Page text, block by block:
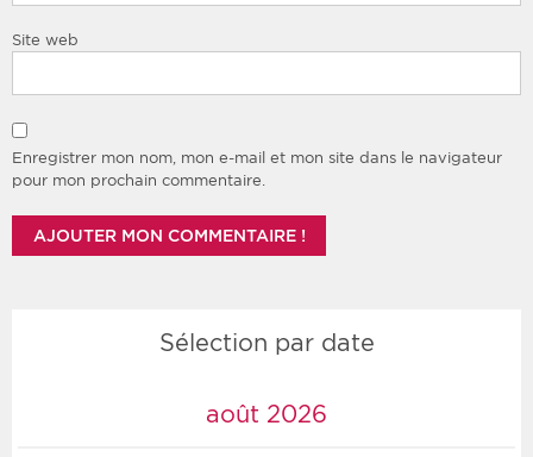
Site web
Enregistrer mon nom, mon e-mail et mon site dans le navigateur
pour mon prochain commentaire.
Sélection par date
août 2026